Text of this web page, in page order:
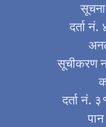
दर्ता
सूचीकरण
दर्ता नं.